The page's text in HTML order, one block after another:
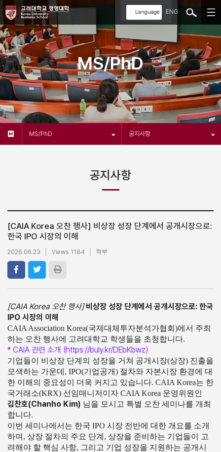
ENG
MS/PhD
MS/PhD 공지사항
공지사항
[CAIA Korea 오찬 행사] 비상장 성장 단계에서 공개시장으로:
한국 IPO 시장의 이해
2026.06.23 Views 1184 학부
[CAIA Korea 오찬 행사]비상장 성장 단계에서 공개시장으로: 한국
IPO 시장의 이해
CAIA Association Korea(국제대체투자분석가협회)에서 주최
하는 오찬 행사에 고려대학교 학생들을 초청합니다.
* CAIA 관련 소개 (https://buly.kr/DEbKbwz)
기업들이 비상장 단계의 성장을 거쳐 공개시장(상장) 진출을
모색하는 가운데, IPO(기업공개) 절차와 자본시장 환경에 대
한 이해의 중요성이 더욱 커지고 있습니다. CAIA Korea는 한
국거래소(KRX) 선임매니저이자 CAIA Korea 운영위원인
김찬호(Chanho Kim) 님을 모시고 특별 오찬 세미나를 개최
합니다.
이번 세미나에서는 한국 IPO 시장 전반에 대한 개요를 소개
하며, 상장 절차의 주요 단계, 상장을 준비하는 기업들이 고
려해야 할 핵심 사항, 그리고 기업 성장을 지원하는 공개시